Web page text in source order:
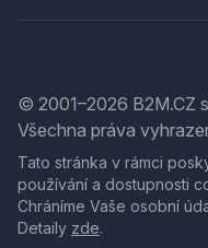
© 2001–2026 B2M.CZ
Všechna práva
Tato stránka v rámci
používání a dostupnosti
Chráníme Vaše osobní
Detaily zde.